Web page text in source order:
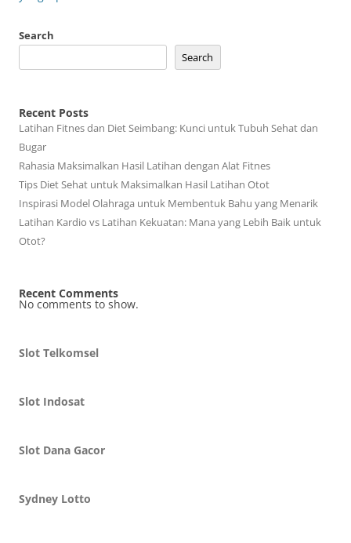
Search
Search
Recent Posts
Latihan Fitnes dan Diet Seimbang: Kunci untuk Tubuh Sehat dan
Bugar
Rahasia Maksimalkan Hasil Latihan dengan Alat Fitnes
Tips Diet Sehat untuk Maksimalkan Hasil Latihan Otot
Inspirasi Model Olahraga untuk Membentuk Bahu yang Menarik
Latihan Kardio vs Latihan Kekuatan: Mana yang Lebih Baik untuk
Otot?
Recent Comments
No comments to show.
Slot Telkomsel
Slot Indosat
Slot Dana Gacor
Sydney Lotto